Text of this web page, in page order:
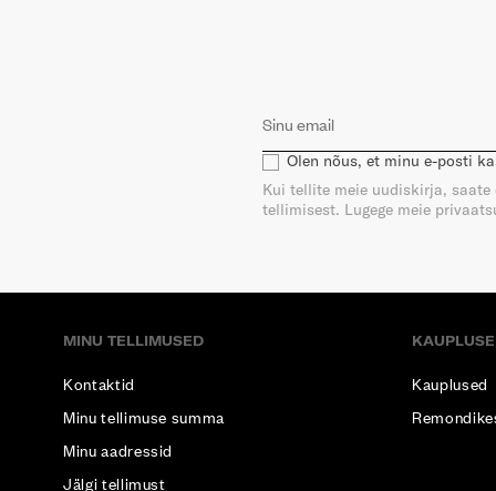
Olen nõus, et minu e-posti
Kui tellite meie uudiskirja,
tellimisest. Lugege meie
MINU TELLIMUSED
Kontaktid
Minu tellimuse summa
Minu aadressid
Jälgi tellimust
Kauplused